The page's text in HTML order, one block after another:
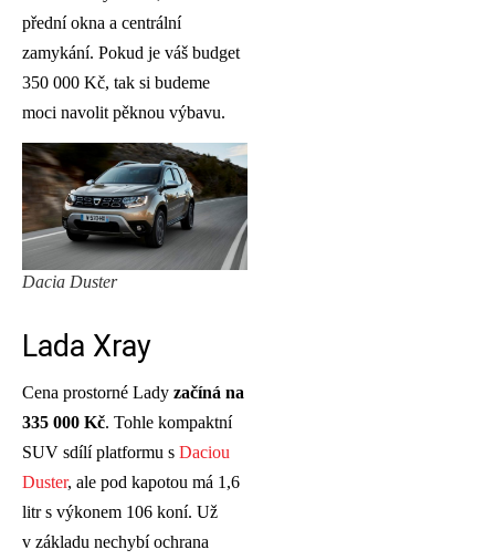
přední okna a centrální
zamykání. Pokud je váš budget
350 000 Kč, tak si budeme
moci navolit pěknou výbavu.
Dacia Duster
Lada Xray
Cena prostorné Lady začíná na
335 000 Kč. Tohle kompaktní
SUV sdílí platformu s Daciou
Duster, ale pod kapotou má 1,6
litr s výkonem 106 koní. Už
v základu nechybí ochrana